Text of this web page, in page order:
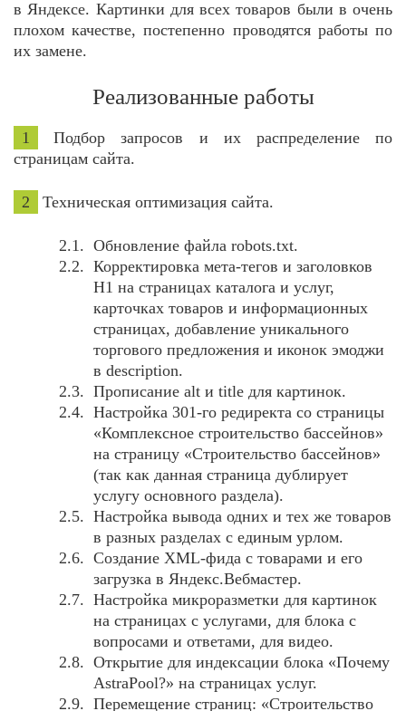
в Яндексе. Картинки для всех товаров были в очень
плохом качестве, постепенно проводятся работы по
их замене.
Реализованные работы
1
Подбор запросов и их распределение по
страницам сайта.
2 Техническая оптимизация сайта.
Обновление файла robots.txt.
Корректировка мета-тегов и заголовков
H1 на страницах каталога и услуг,
карточках товаров и информационных
страницах, добавление уникального
торгового предложения и иконок эмоджи
в description.
Прописание alt и title для картинок.
Настройка 301-го редиректа со страницы
«Комплексное строительство бассейнов»
на страницу «Строительство бассейнов»
(так как данная страница дублирует
услугу основного раздела).
Настройка вывода одних и тех же товаров
в разных разделах с единым урлом.
Создание XML-фида с товарами и его
загрузка в Яндекс.Вебмастер.
Настройка микроразметки для картинок
на страницах с услугами, для блока с
вопросами и ответами, для видео.
Открытие для индексации блока «Почему
AstraPool?» на страницах услуг.
Перемещение страниц: «Строительство